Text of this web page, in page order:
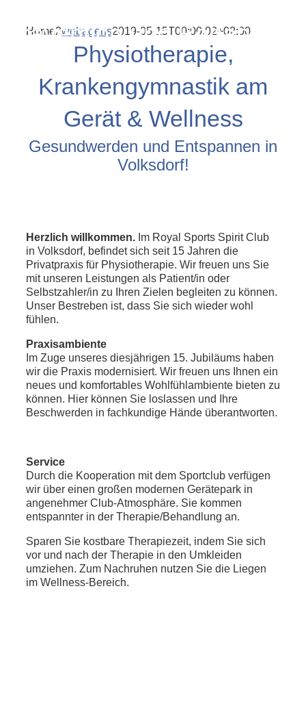
Prävention und
Home2webagens2019-05-15T00:00:02+02:00
Physiotherapie,
Krankengymnastik am
Gerät & Wellness
Gesundwerden und Entspannen in
Volksdorf!
Herzlich willkommen. Im Royal Sports Spirit Club
in Volksdorf, befindet sich seit 15 Jahren die
Privatpraxis für Physiotherapie. Wir freuen uns Sie
mit unseren Leistungen als Patient/in oder
Selbstzahler/in zu Ihren Zielen begleiten zu können.
Unser Bestreben ist, dass Sie sich wieder wohl
fühlen.
Praxisambiente
Im Zuge unseres diesjährigen 15. Jubiläums haben
wir die Praxis modernisiert. Wir freuen uns Ihnen ein
neues und komfortables Wohlfühlambiente bieten zu
können. Hier können Sie loslassen und Ihre
Beschwerden in fachkundige Hände überantworten.
Service
Durch die Kooperation mit dem Sportclub verfügen
wir über einen großen modernen Gerätepark in
angenehmer Club-Atmosphäre. Sie kommen
entspannter in der Therapie/Behandlung an.
Sparen Sie kostbare Therapiezeit, indem Sie sich
vor und nach der Therapie in den Umkleiden
umziehen. Zum Nachruhen nutzen Sie die Liegen
im Wellness-Bereich.